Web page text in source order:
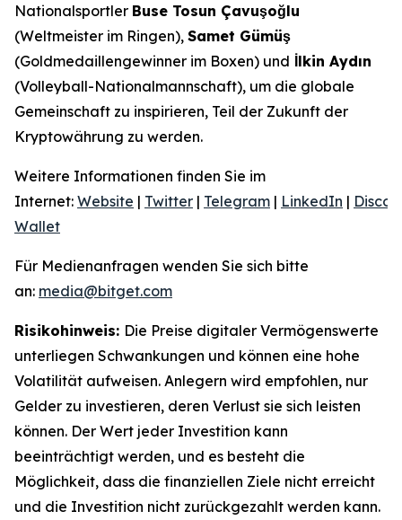
Nationalsportler Buse Tosun Çavuşoğlu
(Weltmeister im Ringen), Samet Gümüş
(Goldmedaillengewinner im Boxen) und İlkin Aydın
(Volleyball-Nationalmannschaft), um die globale
Gemeinschaft zu inspirieren, Teil der Zukunft der
Kryptowährung zu werden.
Weitere Informationen finden Sie im
Internet: Website | Twitter | Telegram | LinkedIn |
Wallet
Für Medienanfragen wenden Sie sich bitte
an: media@bitget.com
Risikohinweis: Die Preise digitaler Vermögenswerte
unterliegen Schwankungen und können eine hohe
Volatilität aufweisen. Anlegern wird empfohlen, nur
Gelder zu investieren, deren Verlust sie sich leisten
können. Der Wert jeder Investition kann
beeinträchtigt werden, und es besteht die
Möglichkeit, dass die finanziellen Ziele nicht erreicht
und die Investition nicht zurückgezahlt werden kann.